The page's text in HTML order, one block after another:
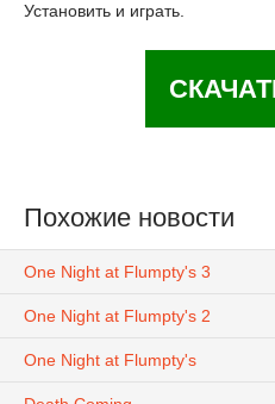
Установить и играть.
Похожие новости
One Night at Flumpty's 3
One Night at Flumpty's 2
One Night at Flumpty's